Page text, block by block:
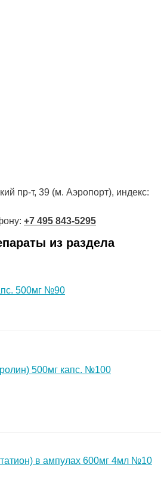
пр-т, 39 (м. Аэропорт), индекс:
+7 495 843-5295
из раздела
500мг №90
500мг капс. №100
в ампулах 600мг 4мл №10